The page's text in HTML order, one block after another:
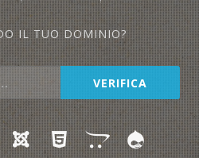
IL TUO DOMINIO?